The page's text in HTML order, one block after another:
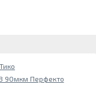
Тико
90мкм Перфекто